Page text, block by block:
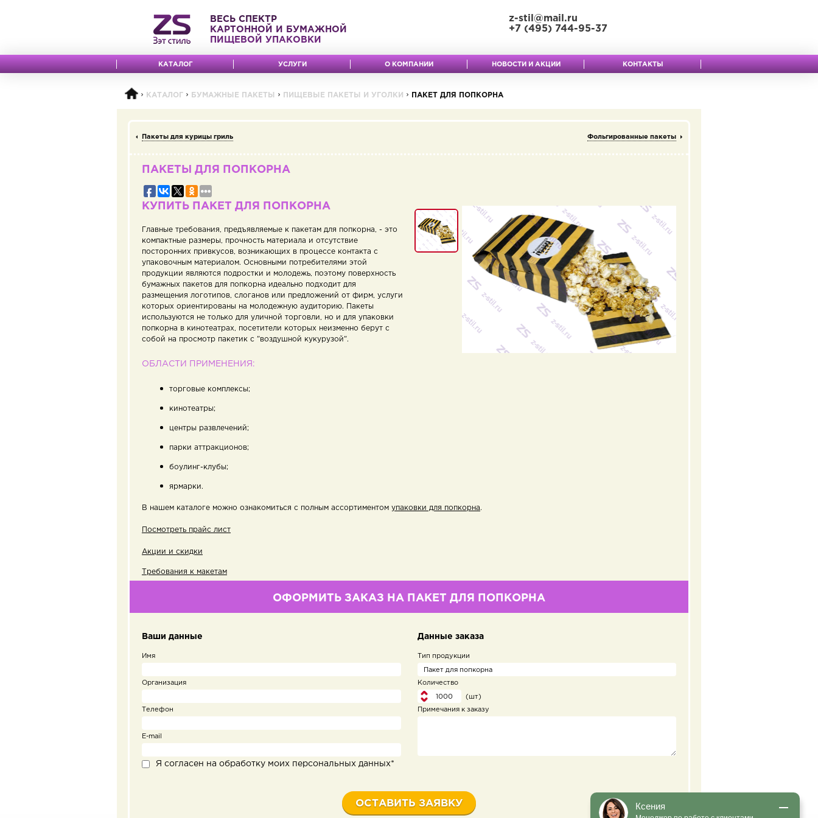
ВЕСЬ СПЕКТР
КАРТОННОЙ И БУМАЖНОЙ
ПИЩЕВОЙ УПАКОВКИ
z-stil@mail.ru
+7 (495) 744-95-37
КАТАЛОГ УСЛУГИ О КОМПАНИИ НОВОСТИ И АКЦИИ КОНТАКТЫ
КАТАЛОГ БУМАЖНЫЕ ПАКЕТЫ ПИЩЕВЫЕ ПАКЕТЫ И УГОЛКИ ПАКЕТ ДЛЯ ПОПКОРНА
Пакеты для курицы гриль Фольгированные пакеты
ПАКЕТЫ ДЛЯ ПОПКОРНА
КУПИТЬ ПАКЕТ ДЛЯ ПОПКОРНА
Главные требования, предъявляемые к пакетам для попкорна, - это
компактные размеры, прочность материала и отсутствие
посторонних привкусов, возникающих в процессе контакта с
упаковочным материалом. Основными потребителями этой
продукции являются подростки и молодежь, поэтому поверхность
бумажных пакетов для попкорна идеально подходит для
размещения логотипов, слоганов или предложений от фирм, услуги
которых ориентированы на молодежную аудиторию. Пакеты
используются не только для уличной торговли, но и для упаковки
попкорна в кинотеатрах, посетители которых неизменно берут с
собой на просмотр пакетик с "воздушной кукурузой".
ОБЛАСТИ ПРИМЕНЕНИЯ:
торговые комплексы;
кинотеатры;
центры развлечений;
парки аттракционов;
боулинг-клубы;
ярмарки.
В нашем каталоге можно ознакомиться с полным ассортиментом упаковки для попкорна.
Посмотреть прайс лист
Акции и скидки
Требования к макетам
ОФОРМИТЬ ЗАКАЗ НА ПАКЕТ ДЛЯ ПОПКОРНА
Ваши данные
Имя
Организация
Телефон
E-mail
Я согласен на обработку моих персональных данных*
Данные заказа
Тип продукции
Количество
(шт)
Примечания к заказу
Ксения